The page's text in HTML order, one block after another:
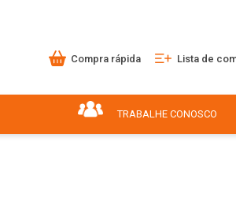
Compra rápida Lista de
TRABALHE CONOSCO